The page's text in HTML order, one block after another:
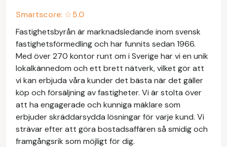
Smartscore: ☆5.0
Fastighetsbyrån är marknadsledande inom svensk
fastighetsförmedling och har funnits sedan 1966.
Med över 270 kontor runt om i Sverige har vi en unik
lokalkännedom och ett brett nätverk, vilket gör att
vi kan erbjuda våra kunder det bästa när det gäller
köp och försäljning av fastigheter. Vi är stolta över
att ha engagerade och kunniga mäklare som
erbjuder skräddarsydda lösningar för varje kund. Vi
strävar efter att göra bostadsaffären så smidig och
framgångsrik som möjligt för dig.